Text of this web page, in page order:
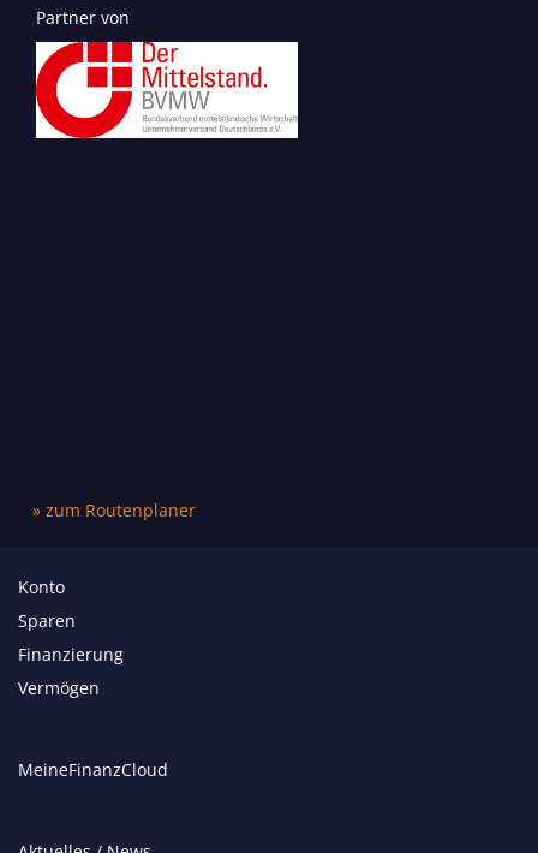
Partner von
» zum Routenplaner
Konto
Sparen
Finanzierung
Vermögen
MeineFinanzCloud